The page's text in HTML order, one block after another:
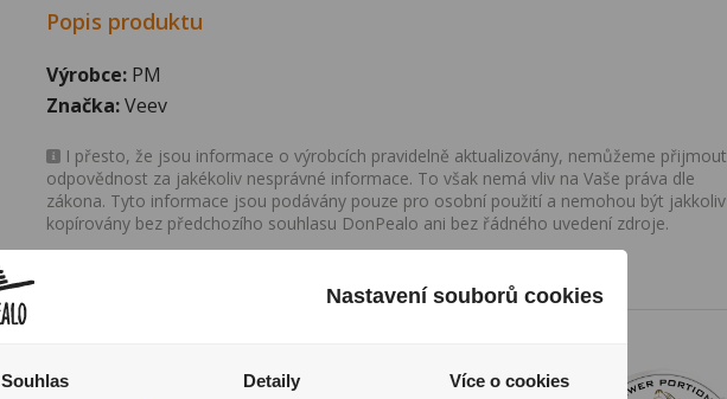
Popis produktu
Výrobce: PM
Značka:Veev
I přesto, že jsou informace o výrobcích pravidelně aktualizovány, nemůžeme přijmout
odpovědnost za jakékoliv nesprávné informace. To však nemá vliv na Vaše práva dle
zákona. Tyto informace jsou podávány pouze pro osobní použití a nemohou být jakkoliv
kopírovány bez předchozího souhlasu DonPealo ani bez řádného uvedení zdroje.
Nastavení souborů cookies
Souhlas Detaily Více o cookies